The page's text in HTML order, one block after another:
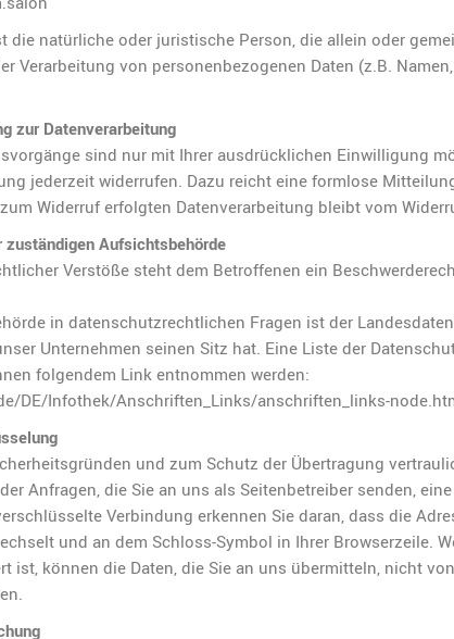
die natürliche oder juristische Person, die allein oder
Verarbeitung von personenbezogenen Daten (z.B.
zur Datenverarbeitung
sind nur mit Ihrer ausdrücklichen Einwilligung
jederzeit widerrufen. Dazu reicht eine formlose
Widerruf erfolgten Datenverarbeitung bleibt vom
zuständigen Aufsichtsbehörde
Verstöße steht dem Betroffenen ein
in datenschutzrechtlichen Fragen ist der
Unternehmen seinen Sitz hat. Eine Liste der
folgendem Link entnommen werden:
DE/Infothek/Anschriften_Links/anschriften_links-
und zum Schutz der Übertragung
Anfragen, die Sie an uns als Seitenbetreiber senden, eine
Verbindung erkennen Sie daran, dass die
und an dem Schloss-Symbol in Ihrer Browserzeile.
ist, können die Daten, die Sie an uns übermitteln, nicht von